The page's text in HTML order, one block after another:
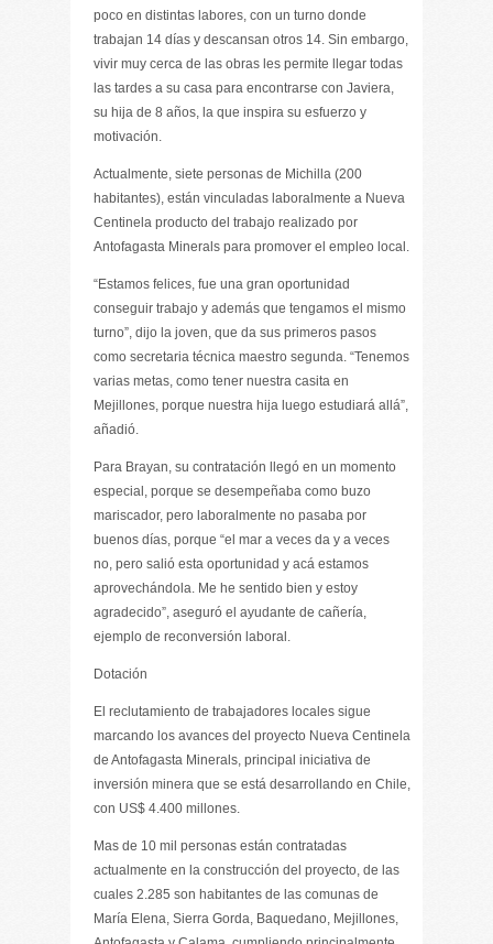
poco en distintas labores, con un turno donde
trabajan 14 días y descansan otros 14. Sin embargo,
vivir muy cerca de las obras les permite llegar todas
las tardes a su casa para encontrarse con Javiera,
su hija de 8 años, la que inspira su esfuerzo y
motivación.
Actualmente, siete personas de Michilla (200
habitantes), están vinculadas laboralmente a Nueva
Centinela producto del trabajo realizado por
Antofagasta Minerals para promover el empleo local.
“Estamos felices, fue una gran oportunidad
conseguir trabajo y además que tengamos el mismo
turno”, dijo la joven, que da sus primeros pasos
como secretaria técnica maestro segunda. “Tenemos
varias metas, como tener nuestra casita en
Mejillones, porque nuestra hija luego estudiará allá”,
añadió.
Para Brayan, su contratación llegó en un momento
especial, porque se desempeñaba como buzo
mariscador, pero laboralmente no pasaba por
buenos días, porque “el mar a veces da y a veces
no, pero salió esta oportunidad y acá estamos
aprovechándola. Me he sentido bien y estoy
agradecido”, aseguró el ayudante de cañería,
ejemplo de reconversión laboral.
Dotación
El reclutamiento de trabajadores locales sigue
marcando los avances del proyecto Nueva Centinela
de Antofagasta Minerals, principal iniciativa de
inversión minera que se está desarrollando en Chile,
con US$ 4.400 millones.
Mas de 10 mil personas están contratadas
actualmente en la construcción del proyecto, de las
cuales 2.285 son habitantes de las comunas de
María Elena, Sierra Gorda, Baquedano, Mejillones,